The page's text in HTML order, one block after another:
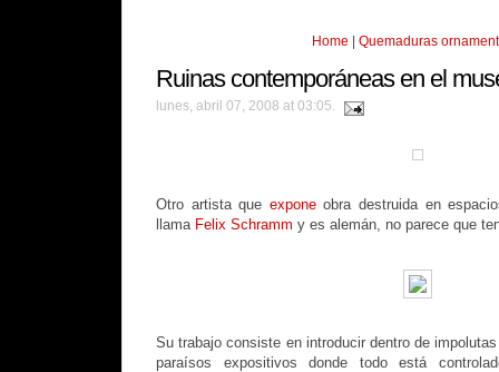
Home | Quemaduras
Ruinas contemporáneas en el
lunes, abril 07, 2008 at 03:05.
Otro artista que exponeobra destruida en
llama Felix Schramm y es alemán, no parece que
Su trabajo consiste en introducir dentro de
paraísos expositivos donde todo está